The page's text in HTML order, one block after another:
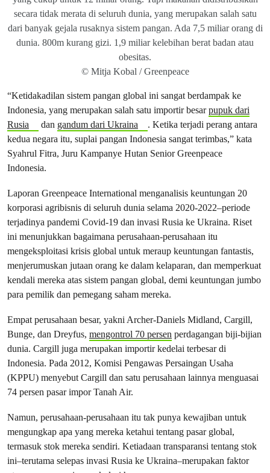
secara tidak merata di seluruh dunia, yang merupakan salah satu
dari banyak gejala rusaknya sistem pangan. Ada 7,5 miliar orang di
dunia. 800m kurang gizi. 1,9 miliar kelebihan berat badan atau
obesitas.
© Mitja Kobal / Greenpeace
“Ketidakadilan sistem pangan global ini sangat berdampak ke
Indonesia, yang merupakan salah satu importir besarpupuk dari
Rusia
dan gandum dari Ukraina
. Ketika terjadi perang antara
kedua negara itu, suplai pangan Indonesia sangat terimbas,” kata
Syahrul Fitra, Juru Kampanye Hutan Senior Greenpeace
Indonesia.
Laporan Greenpeace International menganalisis keuntungan 20
korporasi agribisnis di seluruh dunia selama 2020-2022–periode
terjadinya pandemi Covid-19 dan invasi Rusia ke Ukraina. Riset
ini menunjukkan bagaimana perusahaan-perusahaan itu
mengeksploitasi krisis global untuk meraup keuntungan fantastis,
menjerumuskan jutaan orang ke dalam kelaparan, dan memperkuat
kendali mereka atas sistem pangan global, demi keuntungan jumbo
para pemilik dan pemegang saham mereka.
Empat perusahaan besar, yakni Archer-Daniels Midland, Cargill,
Bunge, dan Dreyfus, mengontrol 70 persen perdagangan biji-bijian
dunia. Cargill juga merupakan importir kedelai terbesar di
Indonesia. Pada 2012, Komisi Pengawas Persaingan Usaha
(KPPU) menyebut Cargill dan satu perusahaan lainnya menguasai
74 persen pasar impor Tanah Air.
Namun, perusahaan-perusahaan itu tak punya kewajiban untuk
mengungkap apa yang mereka ketahui tentang pasar global,
termasuk stok mereka sendiri. Ketiadaan transparansi tentang stok
ini–terutama selepas invasi Rusia ke Ukraina–merupakan faktor